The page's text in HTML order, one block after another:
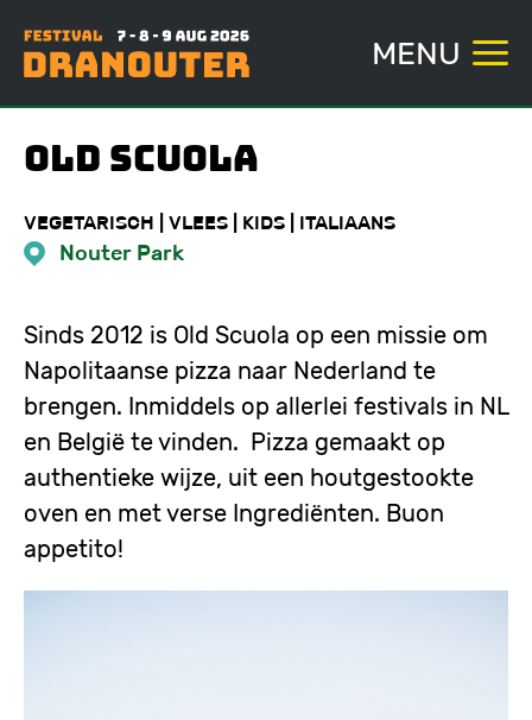
en
de
inhoud
MENU
Old Scuola
VEGETARISCH | VLEES | KIDS | ITALIAANS
Nouter Park
Sinds 2012 is Old Scuola op een missie om
Napolitaanse pizza naar Nederland te
brengen. Inmiddels op allerlei festivals in NL
en België te vinden. Pizza gemaakt op
authentieke wijze, uit een houtgestookte
oven en met verse Ingrediënten. Buon
appetito!